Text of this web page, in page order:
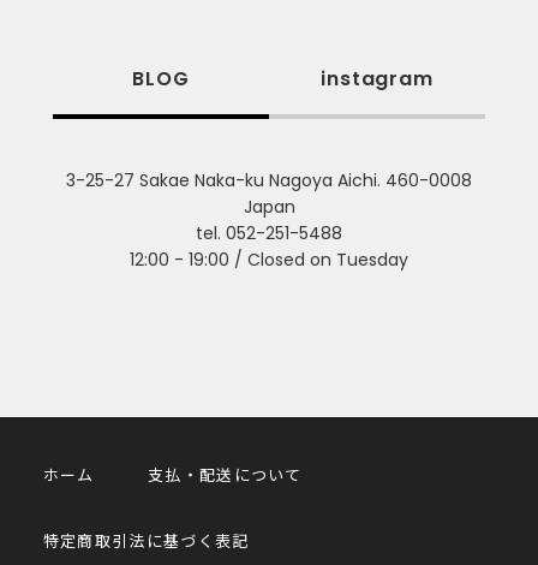
BLOG instagram
3-25-27 Sakae Naka-ku Nagoya Aichi. 460-0008
Japan
tel. 052-251-5488
12:00 - 19:00 / Closed on Tuesday
ホーム 支払・配送について
特定商取引法に基づく表記